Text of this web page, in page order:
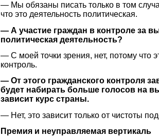
— Мы обязаны писать только в том
что это деятельность политическая.
— А участие граждан в контроле за
политическая деятельность?
— С моей точки зрения, нет, потому что
контроль.
— От этого гражданского контроля
будет набирать больше голосов на
зависит курс страны.
— Нет, это зависит только от чистоты
Премия и неуправляемая вертикаль